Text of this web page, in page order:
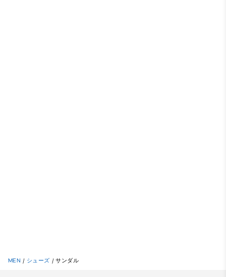
MEN / シューズ / サンダル